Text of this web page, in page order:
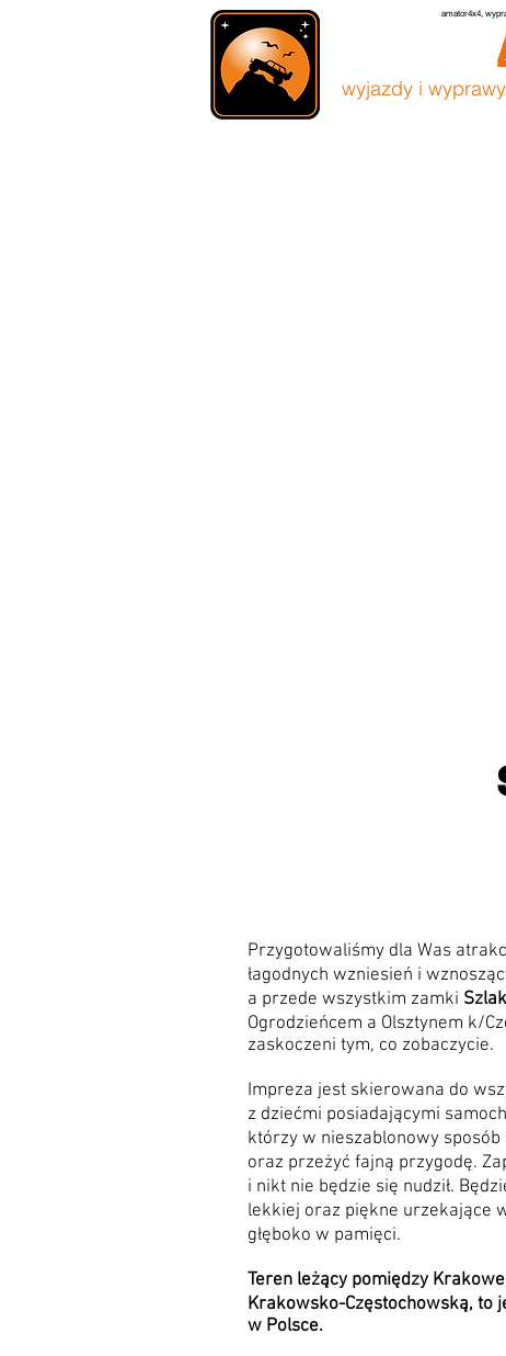
amator4x4,
wyjazdy i
Przygotowaliśmy dla Was
łagodnych wzniesień i
a przede wszystkim zamki
Ogrodzieńcem a Olsztynem k/
zaskoczeni tym, co zobaczycie.
Impreza jest skierowana do
z dziećmi posiadającymi
którzy w nieszablonowy
oraz przeżyć fajną przygodę.
i nikt nie będzie się nudził.
lekkiej oraz piękne urzekające
głęboko w pamięci.
Teren leżący pomiędzy
Krakowsko-Częstochowską, to
w Polsce.